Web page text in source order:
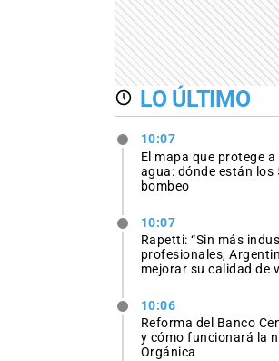
LO ÚLTIMO
10:07
El mapa que protege a
agua: dónde están los
bombeo
10:07
Rapetti: “Sin más
profesionales,
mejorar su calidad de
10:06
Reforma del Banco
y cómo funcionará la
Orgánica